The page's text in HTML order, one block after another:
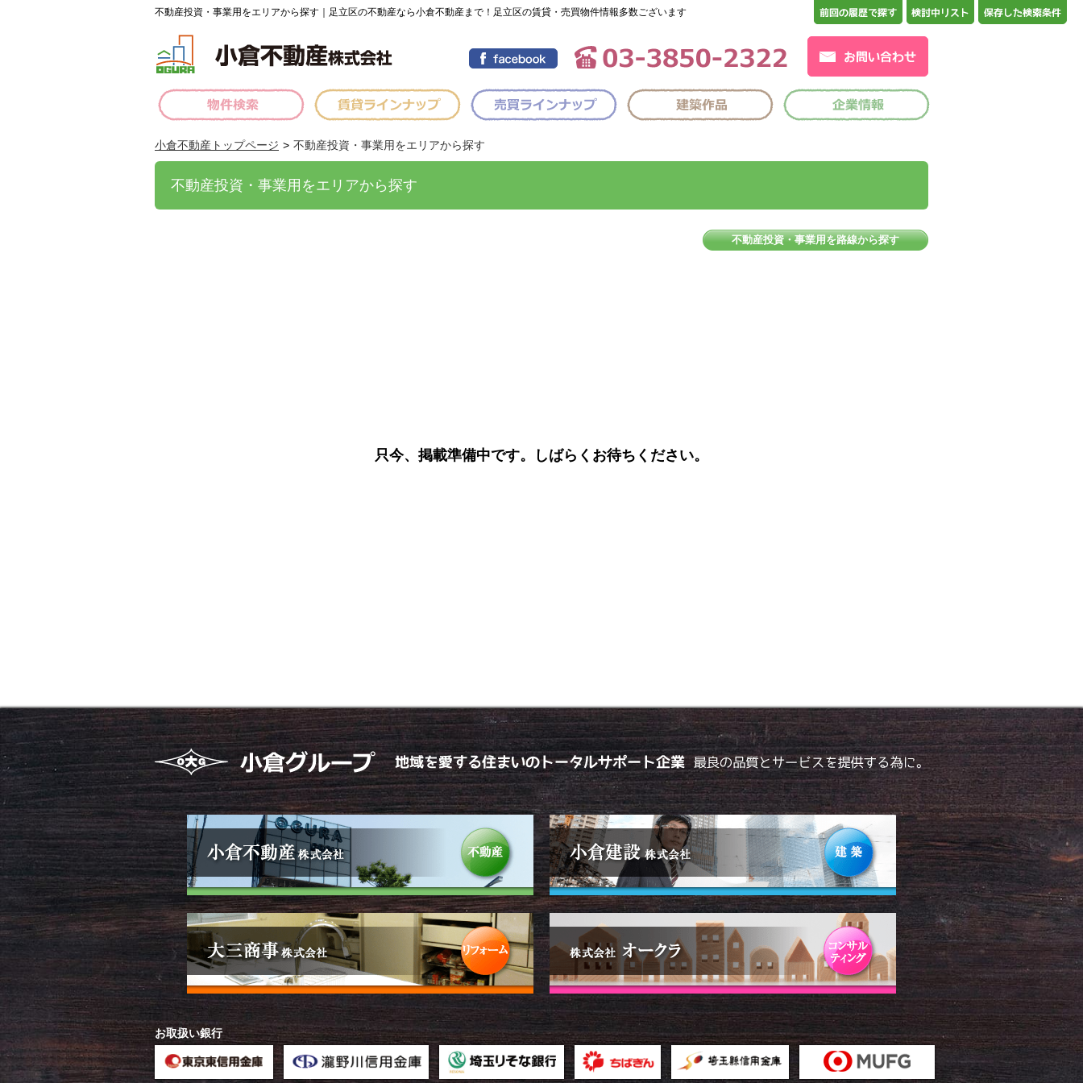
不動産投資・事業用をエリアから探す｜足立区の不動産なら小倉不動産まで！足立区の賃貸・売買物件情報多数ございます
小倉不動産トップページ 不動産投資・事業用をエリアから探す
不動産投資・事業用をエリアから探す
不動産投資・事業用を路線から探す
只今、掲載準備中です。しばらくお待ちください。
お取扱い銀行